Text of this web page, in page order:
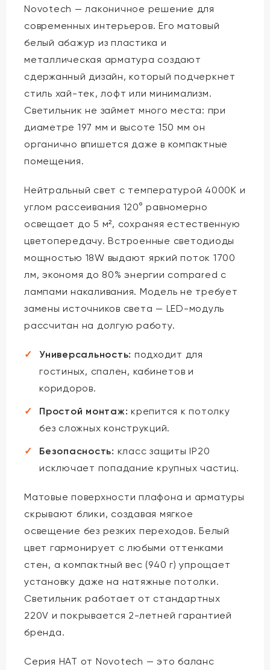
Novotech — лаконичное решение для
современных интерьеров. Его матовый
белый абажур из пластика и
металлическая арматура создают
сдержанный дизайн, который подчеркнет
стиль хай-тек, лофт или минимализм.
Светильник не займет много места: при
диаметре 197 мм и высоте 150 мм он
органично впишется даже в компактные
помещения.
Нейтральный свет с температурой 4000K и
углом рассеивания 120° равномерно
освещает до 5 м², сохраняя естественную
цветопередачу. Встроенные светодиоды
мощностью 18W выдают яркий поток 1700
лм, экономя до 80% энергии compared с
лампами накаливания. Модель не требует
замены источников света — LED-модуль
рассчитан на долгую работу.
Универсальность: подходит для
гостиных, спален, кабинетов и
коридоров.
Простой монтаж: крепится к потолку
без сложных конструкций.
Безопасность: класс защиты IP20
исключает попадание крупных частиц.
Матовые поверхности плафона и арматуры
скрывают блики, создавая мягкое
освещение без резких переходов. Белый
цвет гармонирует с любыми оттенками
стен, а компактный вес (940 г) упрощает
установку даже на натяжные потолки.
Светильник работает от стандартных
220V и покрывается 2-летней гарантией
бренда.
Серия HAT от Novotech — это баланс